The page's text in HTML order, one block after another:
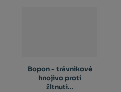
Bopon - trávnikové
hnojivo proti
žltnuti...